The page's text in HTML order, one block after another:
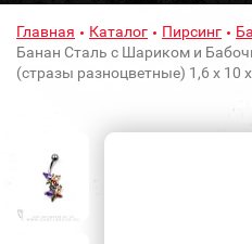
Главная Каталог Пирсинг
Банан Сталь с Шариком и
(стразы разноцветные) 1,6 х 10